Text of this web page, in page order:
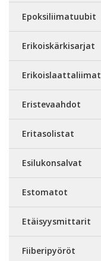
Epoksiliimatuubit
Erikoiskärkisarjat
Erikoislaattaliimat
Eristevaahdot
Eritasolistat
Esilukonsalvat
Estomatot
Etäisyysmittarit
Fiiberipyöröt